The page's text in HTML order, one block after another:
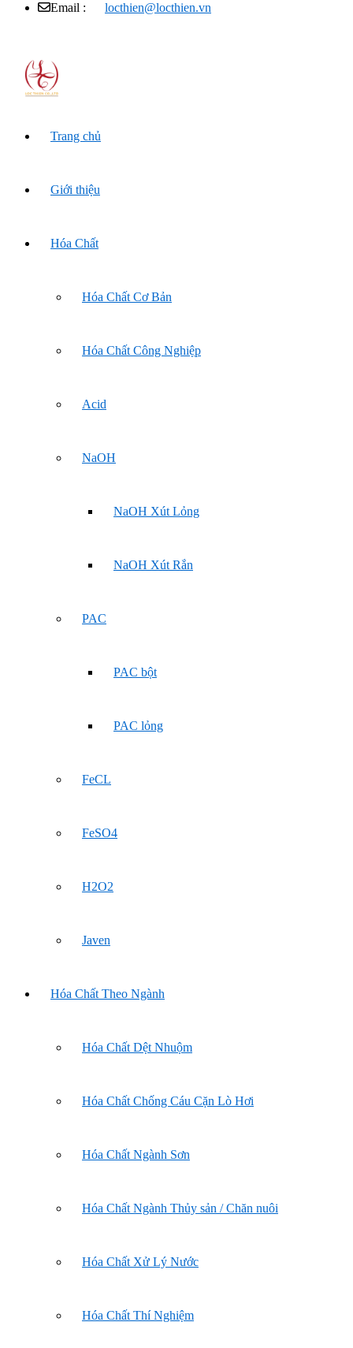
Email : locthien@locthien.vn
Trang chủ
Giới thiệu
Hóa Chất
Hóa Chất Cơ Bản
Hóa Chất Công Nghiệp
Acid
NaOH
NaOH Xút Lỏng
NaOH Xút Rắn
PAC
PAC bột
PAC lỏng
FeCL
FeSO4
H2O2
Javen
Hóa Chất Theo Ngành
Hóa Chất Dệt Nhuộm
Hóa Chất Chống Cáu Cặn Lò Hơi
Hóa Chất Ngành Sơn
Hóa Chất Ngành Thủy sản / Chăn nuôi
Hóa Chất Xử Lý Nước
Hóa Chất Thí Nghiệm